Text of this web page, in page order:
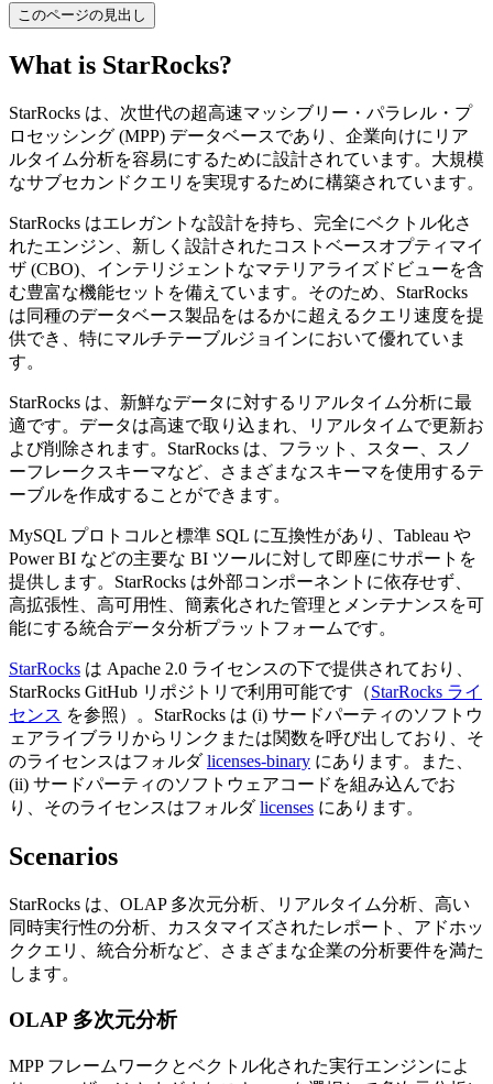
このページの見出し
What is StarRocks?
StarRocks は、次世代の超高速マッシブリー・パラレル・プ
ロセッシング (MPP) データベースであり、企業向けにリア
ルタイム分析を容易にするために設計されています。大規模
なサブセカンドクエリを実現するために構築されています。
StarRocks はエレガントな設計を持ち、完全にベクトル化さ
れたエンジン、新しく設計されたコストベースオプティマイ
ザ (CBO)、インテリジェントなマテリアライズドビューを含
む豊富な機能セットを備えています。そのため、StarRocks
は同種のデータベース製品をはるかに超えるクエリ速度を提
供でき、特にマルチテーブルジョインにおいて優れていま
す。
StarRocks は、新鮮なデータに対するリアルタイム分析に最
適です。データは高速で取り込まれ、リアルタイムで更新お
よび削除されます。StarRocks は、フラット、スター、スノ
ーフレークスキーマなど、さまざまなスキーマを使用するテ
ーブルを作成することができます。
MySQL プロトコルと標準 SQL に互換性があり、Tableau や
Power BI などの主要な BI ツールに対して即座にサポートを
提供します。StarRocks は外部コンポーネントに依存せず、
高拡張性、高可用性、簡素化された管理とメンテナンスを可
能にする統合データ分析プラットフォームです。
StarRocks は Apache 2.0 ライセンスの下で提供されており、
StarRocks GitHub リポジトリで利用可能です（StarRocks ライ
センス を参照）。StarRocks は (i) サードパーティのソフトウ
ェアライブラリからリンクまたは関数を呼び出しており、そ
のライセンスはフォルダlicenses-binary にあります。また、
(ii) サードパーティのソフトウェアコードを組み込んでお
り、そのライセンスはフォルダlicenses にあります。
Scenarios
StarRocks は、OLAP 多次元分析、リアルタイム分析、高い
同時実行性の分析、カスタマイズされたレポート、アドホッ
ククエリ、統合分析など、さまざまな企業の分析要件を満た
します。
OLAP 多次元分析
MPP フレームワークとベクトル化された実行エンジンによ